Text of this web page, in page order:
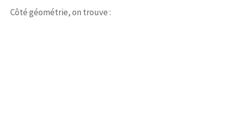
Côté géométrie, on trouve :